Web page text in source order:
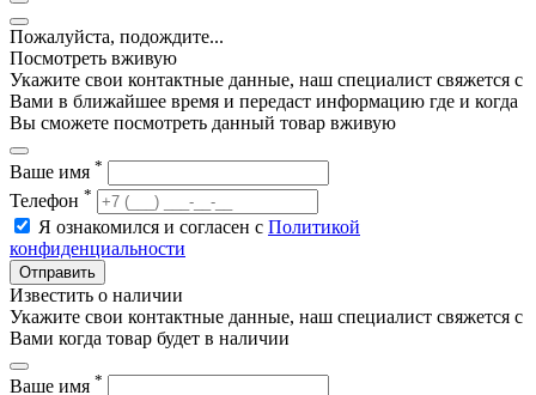
Пожалуйста, подождите...
Посмотреть вживую
Укажите свои контактные данные, наш специалист свяжется с
Вами в ближайшее время и передаст информацию где и когда
Вы сможете посмотреть данный товар вживую
Ваше имя *
Телефон *
Я ознакомился и согласен с Политикой
конфиденциальности
Отправить
Известить о наличии
Укажите свои контактные данные, наш специалист свяжется с
Вами когда товар будет в наличии
Ваше имя *